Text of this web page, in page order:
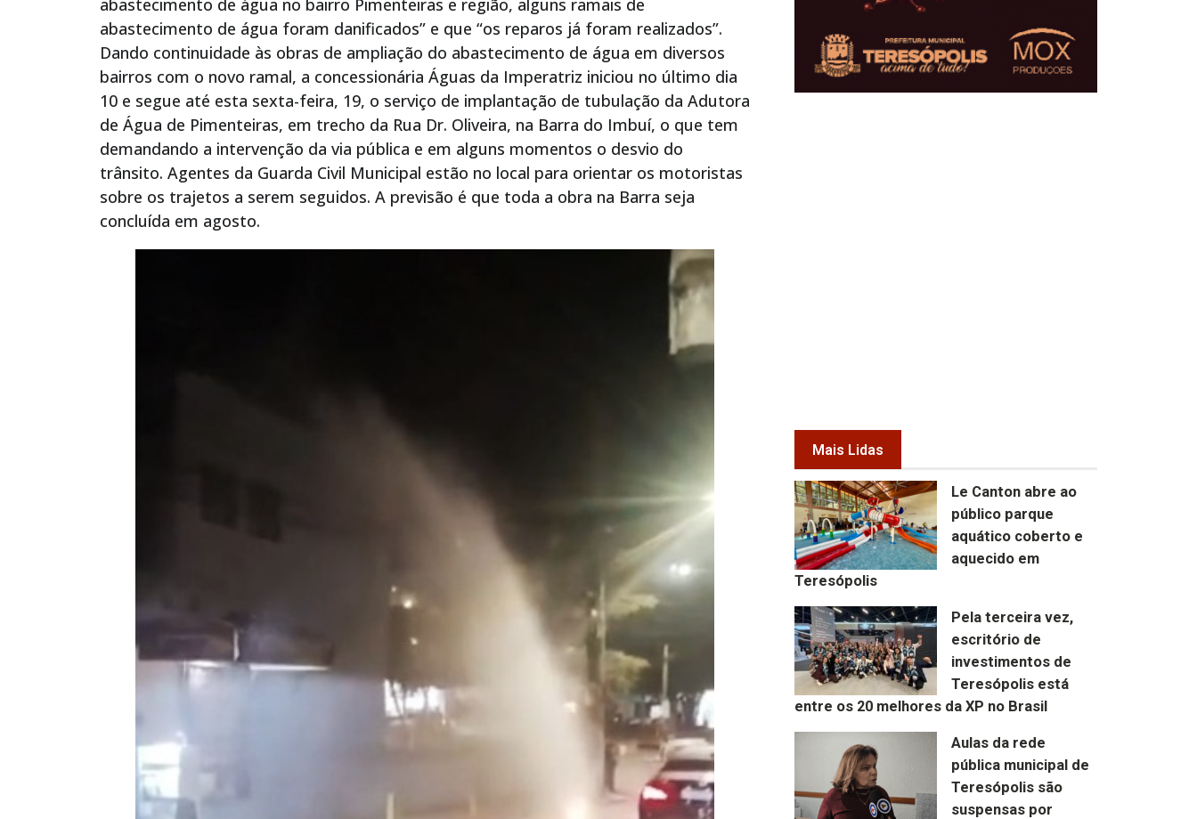
abastecimento de água no bairro Pimenteiras e região, alguns ramais de
abastecimento de água foram danificados” e que “os reparos já foram realizados”.
Dando continuidade às obras de ampliação do abastecimento de água em diversos
bairros com o novo ramal, a concessionária Águas da Imperatriz iniciou no último dia
10 e segue até esta sexta-feira, 19, o serviço de implantação de tubulação da Adutora
de Água de Pimenteiras, em trecho da Rua Dr. Oliveira, na Barra do Imbuí, o que tem
demandando a intervenção da via pública e em alguns momentos o desvio do
trânsito. Agentes da Guarda Civil Municipal estão no local para orientar os motoristas
sobre os trajetos a serem seguidos. A previsão é que toda a obra na Barra seja
concluída em agosto.
Mais Lidas
Le Canton abre ao
público parque
aquático coberto e
aquecido em
Teresópolis
Pela terceira vez,
escritório de
investimentos de
Teresópolis está
entre os 20 melhores da XP no Brasil
Aulas da rede
pública municipal de
Teresópolis são
suspensas por